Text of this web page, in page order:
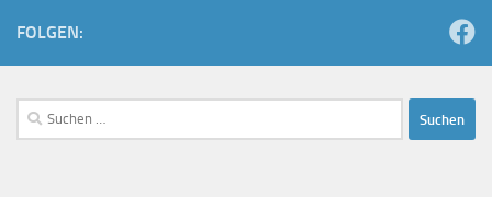
FOLGEN:
Suchen
nach: